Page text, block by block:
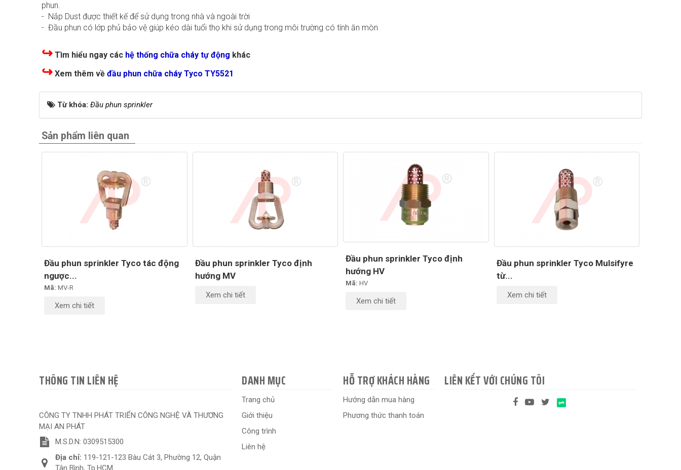
phun.
- Nắp Dust được thiết kế để sử dụng trong nhà và ngoài trời
- Đầu phun có lớp phủ bảo vệ giúp kéo dài tuổi thọ khi sử dụng trong môi trường có tính ăn mòn
↪ Tìm hiểu ngay các hệ thống chữa cháy tự động khác
↪ Xem thêm về đầu phun chữa cháy Tyco TY5521
Từ khóa: Đầu phun sprinkler
Sản phẩm liên quan
Đầu phun sprinkler Tyco tác động
ngược...
Mã: MV-R
Xem chi tiết
Đầu phun sprinkler Tyco định
hướng MV
Xem chi tiết
Đầu phun sprinkler Tyco định
hướng HV
Mã: HV
Xem chi tiết
Đầu phun sprinkler Tyco Mulsifyre
từ...
Xem chi tiết
THÔNG TIN LIÊN HỆ
CÔNG TY TNHH PHÁT TRIỂN CÔNG NGHỆ VÀ THƯƠNG
MẠI AN PHÁT
M.S.D.N: 0309515300
Địa chỉ: 119-121-123 Bàu Cát 3, Phường 12, Quận
Tân Bình, Tp.HCM
DANH MỤC
Trang chủ
Giới thiệu
Công trình
Liên hệ
HỖ TRỢ KHÁCH HÀNG
Hướng dẫn mua hàng
Phương thức thanh toán
LIÊN KẾT VỚI CHÚNG TÔI